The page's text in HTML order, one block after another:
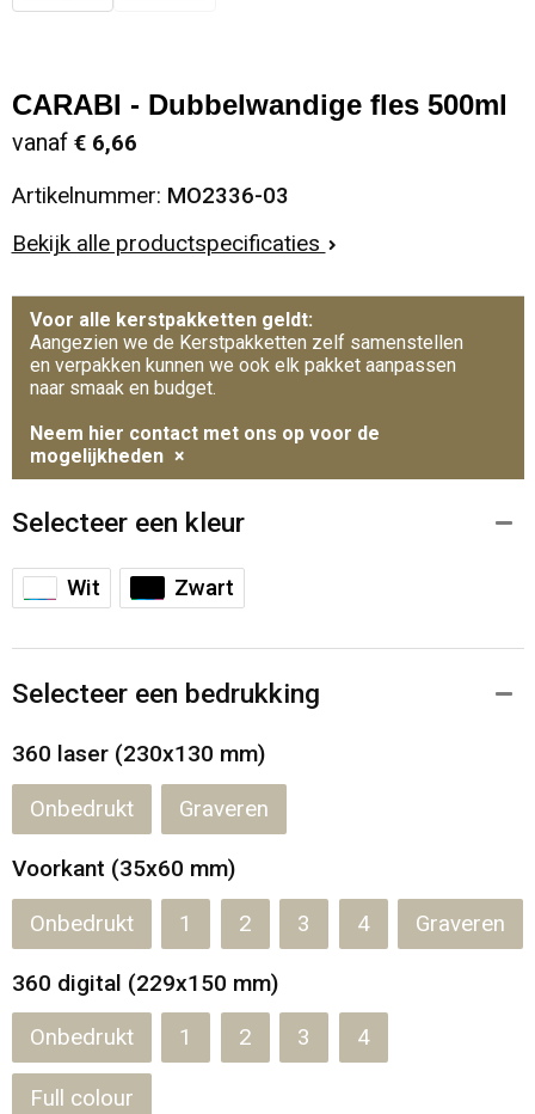
CARABI - Dubbelwandige fles 500ml
vanaf € 6,66
Artikelnummer: MO2336-03
Bekijk alle productspecificaties
Voor alle kerstpakketten geldt:
Aangezien we de Kerstpakketten zelf samenstellen
en verpakken kunnen we ook elk pakket aanpassen
naar smaak en budget.
Neem hier contact met ons op voor de
mogelijkheden ×
Selecteer een kleur
Wit Zwart
Selecteer een bedrukking
360 laser (230x130 mm)
Onbedrukt Graveren
Voorkant (35x60 mm)
Onbedrukt 1 2 3 4 Graveren
360 digital (229x150 mm)
Onbedrukt 1 2 3 4
Full colour